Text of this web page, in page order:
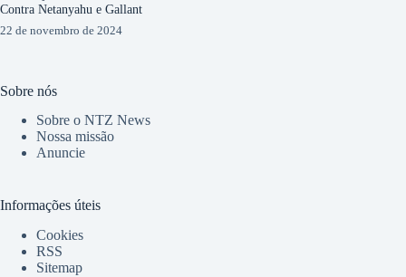
Contra Netanyahu e Gallant
22 de novembro de 2024
Sobre nós
Sobre o NTZ News
Nossa missão
Anuncie
Informações úteis
Cookies
RSS
Sitemap